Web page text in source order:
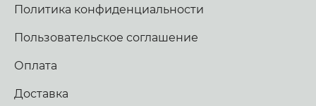
Политика конфиденциальности
Пользовательское соглашение
Оплата
Доставка